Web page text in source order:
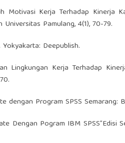
Motivasi Kerja Terhadap Kinerja
Pamulang, 4(1), 70-79.
Deepublish.
Lingkungan Kerja Terhadap
dengan Program SPSS Semarang:
Dengan Pogram IBM SPSS”Edisi